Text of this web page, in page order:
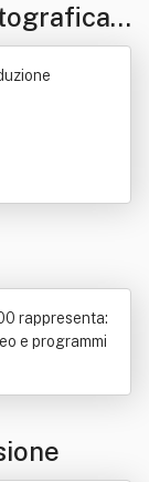
rappresenta:
e programmi